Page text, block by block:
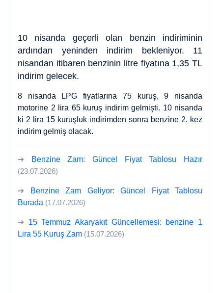
10 nisanda geçerli olan benzin indiriminin
ardından yeninden indirim bekleniyor. 11
nisandan itibaren benzinin litre fiyatına 1,35 TL
indirim gelecek.
8 nisanda LPG fiyatlarına 75 kuruş, 9 nisanda
motorine 2 lira 65 kuruş indirim gelmişti. 10 nisanda
ki 2 lira 15 kuruşluk indirimden sonra benzine 2. kez
indirim gelmiş olacak.
➔
Benzine Zam: Güncel Fiyat Tablosu Hazır
(23.07.2026)
➔
Benzine Zam Geliyor: Güncel Fiyat Tablosu
Burada (17.07.2026)
➔ 15 Temmuz Akaryakıt Güncellemesi: benzine 1
Lira 55 Kuruş Zam (15.07.2026)